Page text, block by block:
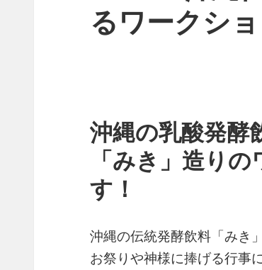
るワークシ
沖縄の乳酸発酵
「みき」造り
す！
沖縄の伝統発酵飲料「みき
お祭りや神様に捧げる行事